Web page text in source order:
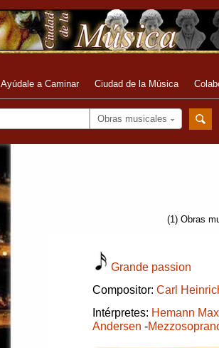
Ayúdale a Caminar Ciudad de la Música
Obras musicales
(1) Obras
Grande passion
Compositor: Carl
Intérpretes: Hemann Max
Andersen -